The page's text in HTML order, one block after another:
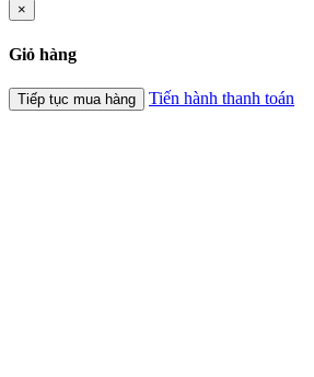
×
Giỏ hàng
Tiếp tục mua hàng Tiến hành thanh toán